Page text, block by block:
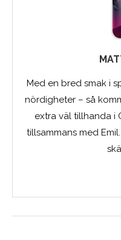
Med en bred smak i
nördigheter – så
extra väl tillhanda i
tillsammans med